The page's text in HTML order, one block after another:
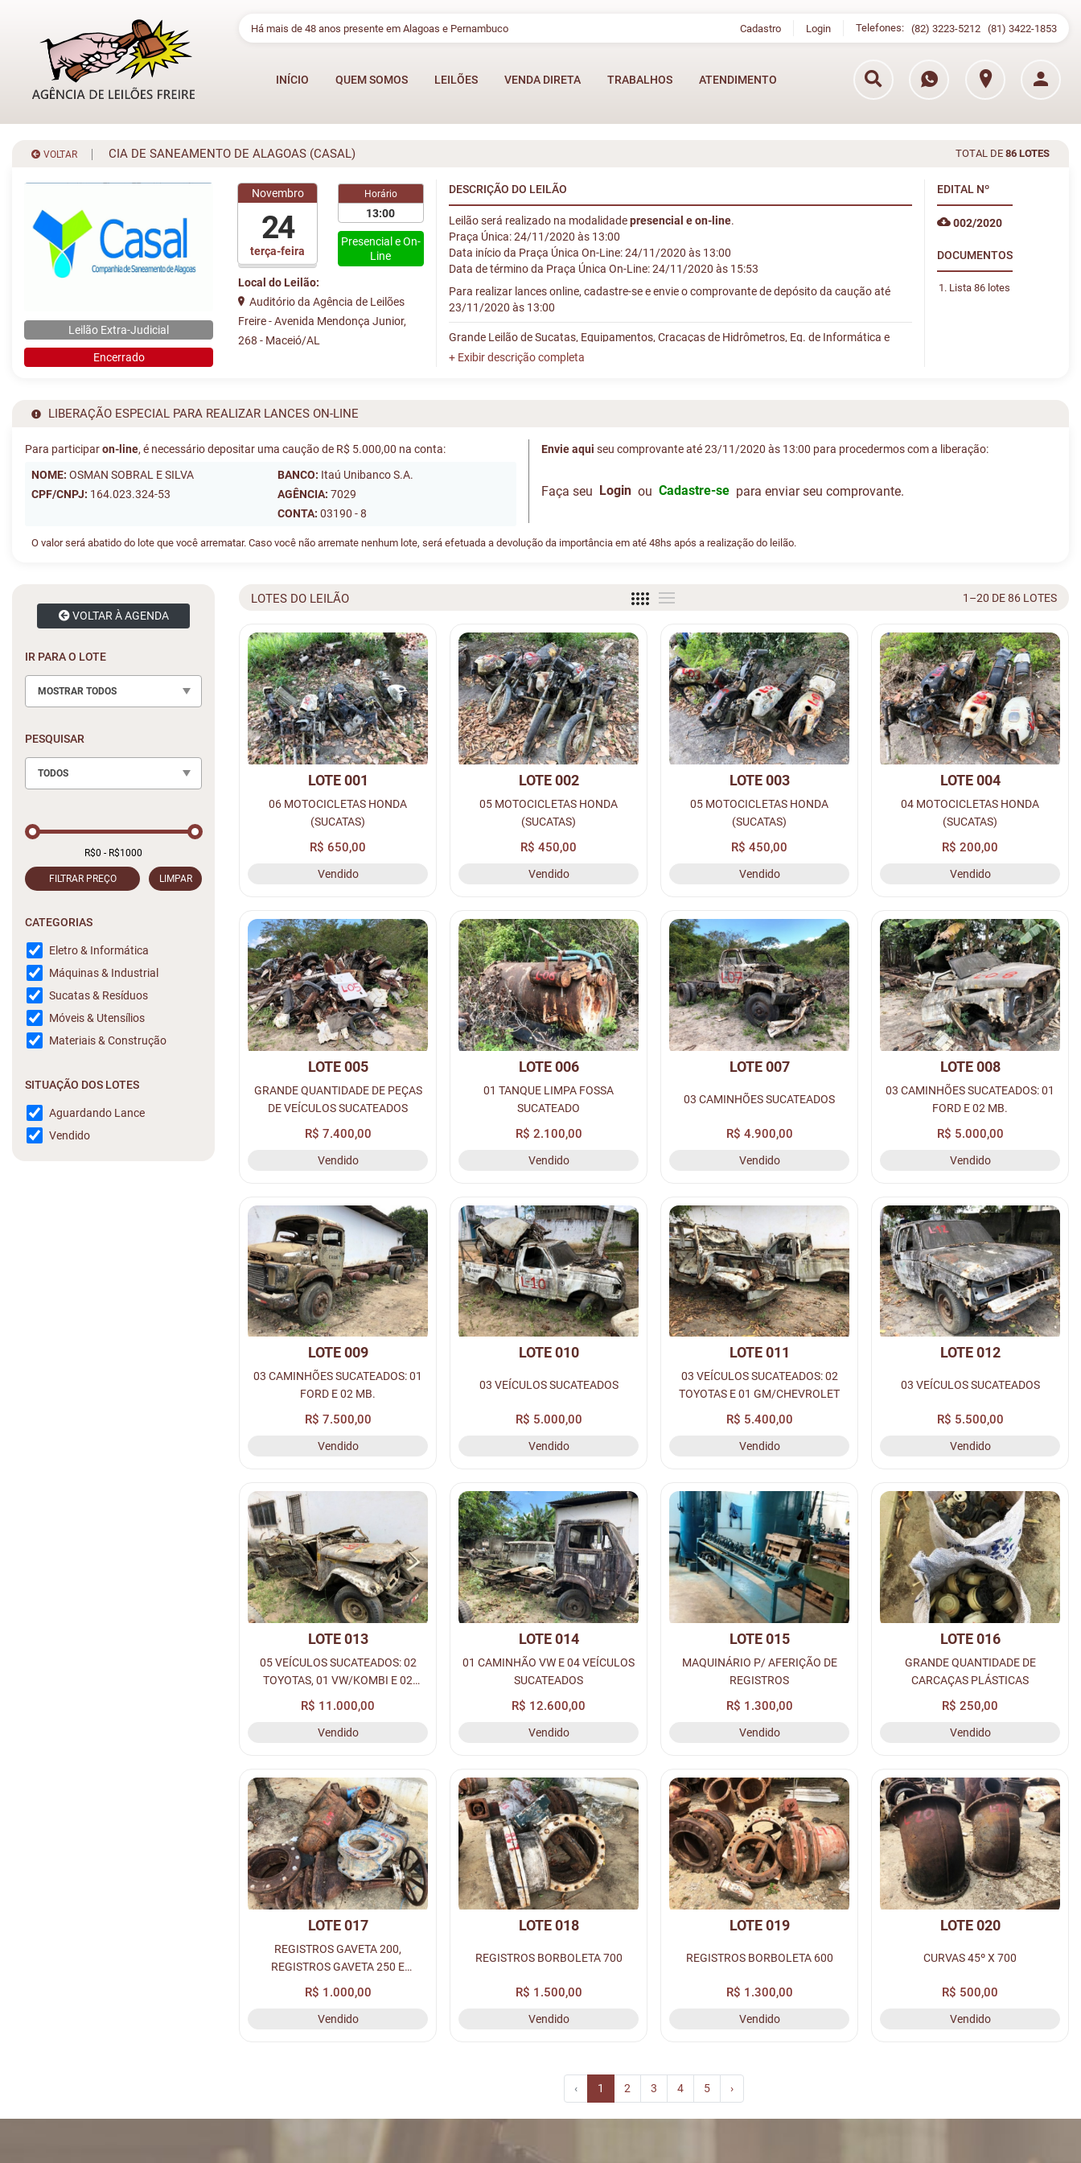
Há mais de 48 anos presente em Alagoas e Pernambuco Cadastro Login Telefones: (82) 3223-5212 (81) 3422-1853
INÍCIO QUEM SOMOS LEILÕES VENDA DIRETA TRABALHOS ATENDIMENTO
VOLTAR CIA DE SANEAMENTO DE ALAGOAS (CASAL) TOTAL DE 86 LOTES
Leilão Extra-Judicial
Encerrado
terça-feira
Novembro
24
Horário
13:00
Presencial e On-
Line
Local do Leilão:
Auditório da Agência de Leilões
Freire - Avenida Mendonça Junior,
268 - Maceió/AL
DESCRIÇÃO DO LEILÃO
Leilão será realizado na modalidadepresencial e on-line.
Praça Única: 24/11/2020 às 13:00
Data início da Praça Única On-Line: 24/11/2020 às 13:00
Data de término da Praça Única On-Line: 24/11/2020 às 15:53
Para realizar lances online, cadastre-se e envie o comprovante de depósito da caução até
23/11/2020 às 13:00
Grande Leilão de Sucatas, Equipamentos, Cracaças de Hidrômetros, Eq. de Informática e
Veículos Sucateados.
EDITAL Nº
002/2020
DOCUMENTOS
Lista 86 lotes
LIBERAÇÃO ESPECIAL PARA REALIZAR LANCES ON-LINE
Para participaron-line, é necessário depositar uma caução de R$ 5.000,00 na conta:
NOME: OSMAN SOBRAL E SILVA
CPF/CNPJ: 164.023.324-53
BANCO: Itaú Unibanco S.A.
AGÊNCIA: 7029
CONTA: 03190 - 8
Envie aqui seu comprovante até 23/11/2020 às 13:00 para procedermos com a liberação:
Faça seu Login ou Cadastre-se para enviar seu comprovante.
O valor será abatido do lote que você arrematar. Caso você não arremate nenhum lote, será efetuada a devolução da importância em até 48hs após a realização do leilão.
VOLTAR À AGENDA
IR PARA O LOTE
MOSTRAR TODOS
PESQUISAR
TODOS
FILTRAR PREÇO LIMPAR
CATEGORIAS
Eletro & Informática
Máquinas & Industrial
Sucatas & Resíduos
Móveis & Utensílios
Materiais & Construção
SITUAÇÃO DOS LOTES
Aguardando Lance
Vendido
LOTES DO LEILÃO 1–20 DE 86 LOTES
LOTE 001
06 MOTOCICLETAS HONDA
(SUCATAS)
R$ 650,00
Vendido
LOTE 002
05 MOTOCICLETAS HONDA
(SUCATAS)
R$ 450,00
Vendido
LOTE 003
05 MOTOCICLETAS HONDA
(SUCATAS)
R$ 450,00
Vendido
LOTE 004
04 MOTOCICLETAS HONDA
(SUCATAS)
R$ 200,00
Vendido
LOTE 005
GRANDE QUANTIDADE DE PEÇAS
DE VEÍCULOS SUCATEADOS
R$ 7.400,00
Vendido
LOTE 006
01 TANQUE LIMPA FOSSA
SUCATEADO
R$ 2.100,00
Vendido
LOTE 007
03 CAMINHÕES SUCATEADOS
R$ 4.900,00
Vendido
LOTE 008
03 CAMINHÕES SUCATEADOS: 01
FORD E 02 MB.
R$ 5.000,00
Vendido
LOTE 009
03 CAMINHÕES SUCATEADOS: 01
FORD E 02 MB.
R$ 7.500,00
Vendido
LOTE 010
03 VEÍCULOS SUCATEADOS
R$ 5.000,00
Vendido
LOTE 011
03 VEÍCULOS SUCATEADOS: 02
TOYOTAS E 01 GM/CHEVROLET
R$ 5.400,00
Vendido
LOTE 012
03 VEÍCULOS SUCATEADOS
R$ 5.500,00
Vendido
LOTE 013
05 VEÍCULOS SUCATEADOS: 02
TOYOTAS, 01 VW/KOMBI E 02
R$ 11.000,00
Vendido
LOTE 014
01 CAMINHÃO VW E 04 VEÍCULOS
SUCATEADOS
R$ 12.600,00
Vendido
LOTE 015
MAQUINÁRIO P/ AFERIÇÃO DE
REGISTROS
R$ 1.300,00
Vendido
LOTE 016
GRANDE QUANTIDADE DE
CARCAÇAS PLÁSTICAS
R$ 250,00
Vendido
LOTE 017
REGISTROS GAVETA 200,
REGISTROS GAVETA 250 E
REGISTROS GAVETA 300
R$ 1.000,00
Vendido
LOTE 018
REGISTROS BORBOLETA 700
R$ 1.500,00
Vendido
LOTE 019
REGISTROS BORBOLETA 600
R$ 1.300,00
Vendido
LOTE 020
CURVAS 45º X 700
R$ 500,00
Vendido
‹ 1 2 3 4 5 ›